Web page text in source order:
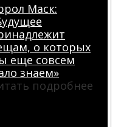
Маск:
о которых
еще совсем
знаем»
подробнее